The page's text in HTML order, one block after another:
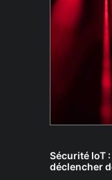
Sécurité IoT
déclencher